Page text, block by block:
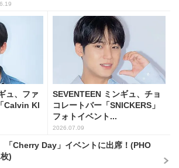
ュ、ファ
Calvin Kl
SEVENTEEN ミンギュ、チョ
コレートバー「SNICKERS」
フォトイベント...
2026.07.09
「Cherry Day」イベントに出席！(PHO
)